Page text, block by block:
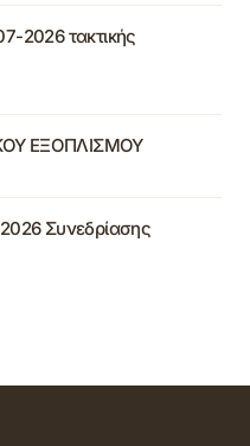
2026 τακτικής
ΕΞΟΠΛΙΣΜΟΥ
Συνεδρίασης